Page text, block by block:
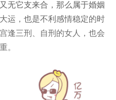
无它支来合，那么属于婚姻
运，也是不利感情稳定的时
逢三刑、自刑的女人，也会
。